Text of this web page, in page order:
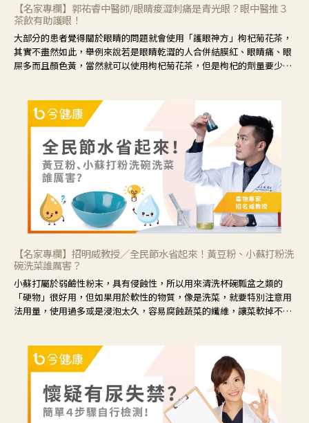
【名家專欄】郭祐睿中醫師/眼睛痠澀刺痛是青光眼？眼中醫推３
茶飲有助護眼！
大部分的患者覺得關於眼睛的問題就會使用「護眼神方」枸杞菊花茶，
其實不盡然如此，舉例來說若是眼睛乾澀的人合併結膜紅、眼睛痛、眼
屎多而且顏色黃，當然就可以使用枸杞菊花茶，但是枸杞的劑量要少，
候就要使用菊花、金銀花來治療；假如單純的眼睛乾澀，結膜沒有紅，
眼睛周圍沒有眼屎，這種情況是屬於「陰虛」，就可以使用枸杞、蓮
藕、麥門冬、山藥等比較滋潤的藥材，效果就更顯著。
【名家專欄】招明威教授／全民節水省起來！黃豆粉、小蘇打粉洗
碗洗菜誰厲害？
小蘇打屬於弱鹼性粉末，具有侵蝕性，所以用來清洗杯碗瓢盆之類的
「硬物」很好用，但如果用於軟性的物質，像是洗菜，就要特別注意用
法用量，使用過多或是浸泡太久，容易腐蝕蔬菜的纖維，讓菜軟掉不清